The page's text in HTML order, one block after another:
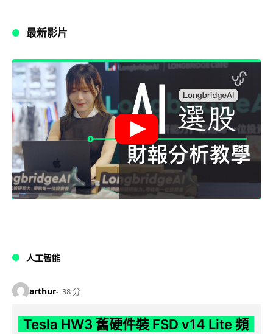
最新影片
人工智能
arthur 38 分
Tesla HW3 舊硬件裝 FSD v14 Lite 頻